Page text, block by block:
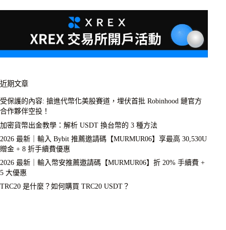
近期文章
受保護的內容: 搶進代幣化美股賽道，埋伏首批 Robinhood 鏈官方
合作夥伴空投！
加密貨幣出金教學：解析 USDT 換台幣的 3 種方法
2026 最新｜輸入 Bybit 推薦邀請碼【MURMUR06】享最高 30,530U
贈金 + 8 折手續費優惠
2026 最新｜輸入幣安推薦邀請碼【MURMUR06】折 20% 手續費 +
5 大優惠
TRC20 是什麼？如何購買 TRC20 USDT？